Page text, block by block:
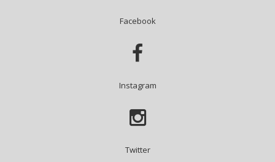
Facebook

Instagram

Twitter